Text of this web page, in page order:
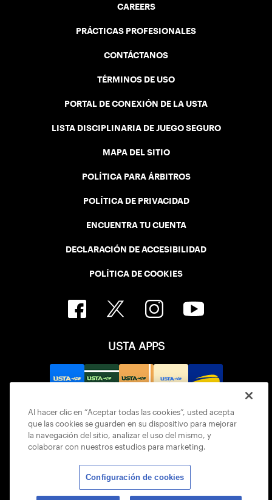
CAREERS
PRÁCTICAS PROFESIONALES
CONTÁCTANOS
TÉRMINOS DE USO
PORTAL DE CONEXIÓN DE LA USTA
LISTA DISCIPLINARIA DE JUEGO SEGURO
MAPA DEL SITIO
POLÍTICA PARA ÁRBITROS
POLÍTICA DE PRIVACIDAD
ENCUENTRA TU CUENTA
DECLARACIÓN DE ACCESIBILIDAD
POLÍTICA DE COOKIES
USTA APPS
© 2026 USTA ALL RIGHTS RESERVED
Al hacer clic en “Aceptar todas las cookies”, usted acepta
que las cookies se guarden en su dispositivo para mejorar
la navegación del sitio, analizar el uso del mismo, y
colaborar con nuestros estudios para marketing.
Configuración de cookies